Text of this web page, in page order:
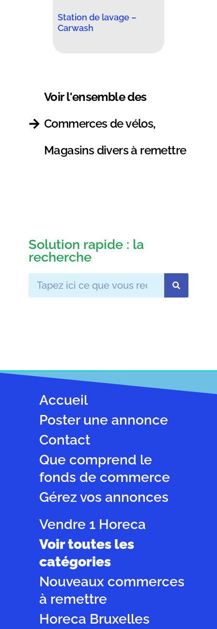
Station de lavage –
Carwash
Voir l'ensemble des
Commerces de vélos,
Magasins divers à remettre
Solution rapide : la
recherche
Accueil
Poster une annonce
Contact
Que comprend le
fonds de commerce
Gérez vos annonces
Vendre 1 Horeca
Voir toutes les
catégories
Nouveaux commerces
à remettre
Horeca Bruxelles